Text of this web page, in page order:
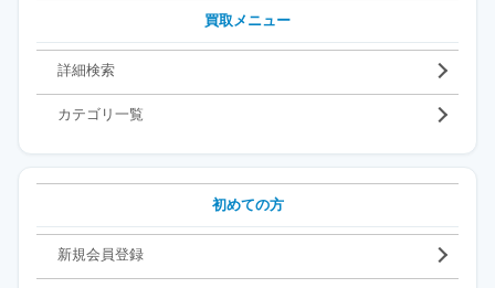
買取メニュー
詳細検索
カテゴリ一覧
初めての方
新規会員登録